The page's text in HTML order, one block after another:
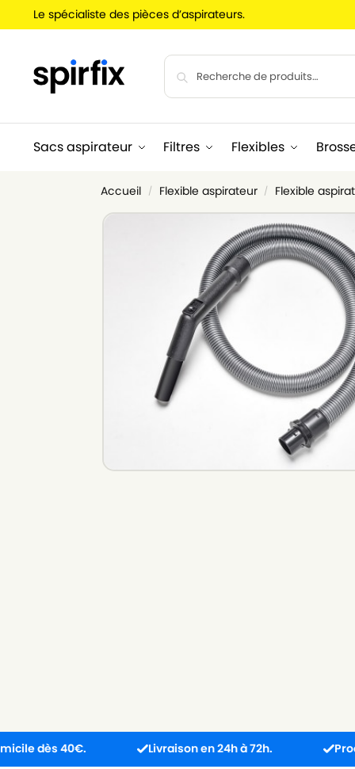
Le spécialiste des pièces d’aspirateurs.
Sacs aspirateur Filtres Flexibles
Accueil / Flexible aspirateur / Flexible
40€. Livraison en 24h à 72h. Produit